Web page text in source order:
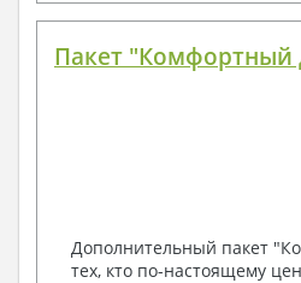
Пакет "Комфортный
Дополнительный пакет
тех, кто по-настоящему